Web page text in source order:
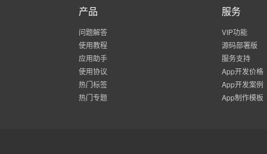
产品
问题解答
使用教程
应用助手
使用协议
热门标签
热门专题
服务
VIP功能
源码部署版
服务支持
App开发价格
App开发案例
App制作模板